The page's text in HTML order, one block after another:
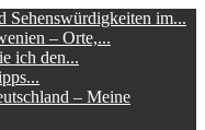
Sehenswürdigkeiten im...
– Orte,...
ich den...
– Meine